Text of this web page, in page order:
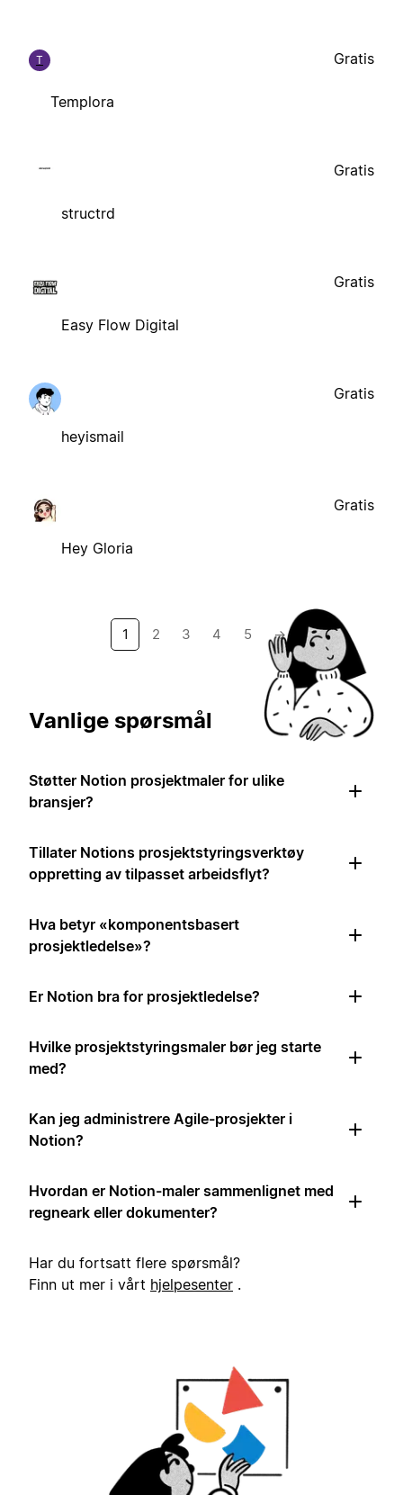
T
Templora
Gratis
structrd
Gratis
Easy Flow Digital
Gratis
heyismail
Gratis
Hey Gloria
Gratis
1 2 3 4 5 →
Vanlige spørsmål
Støtter Notion prosjektmaler for ulike
bransjer?
Tillater Notions prosjektstyringsverktøy
oppretting av tilpasset arbeidsflyt?
Hva betyr «komponentsbasert
prosjektledelse»?
Er Notion bra for prosjektledelse?
Hvilke prosjektstyringsmaler bør jeg starte
med?
Kan jeg administrere Agile-prosjekter i
Notion?
Hvordan er Notion-maler sammenlignet med
regneark eller dokumenter?
Har du fortsatt flere spørsmål?
Finn ut mer i vårt hjelpesenter .